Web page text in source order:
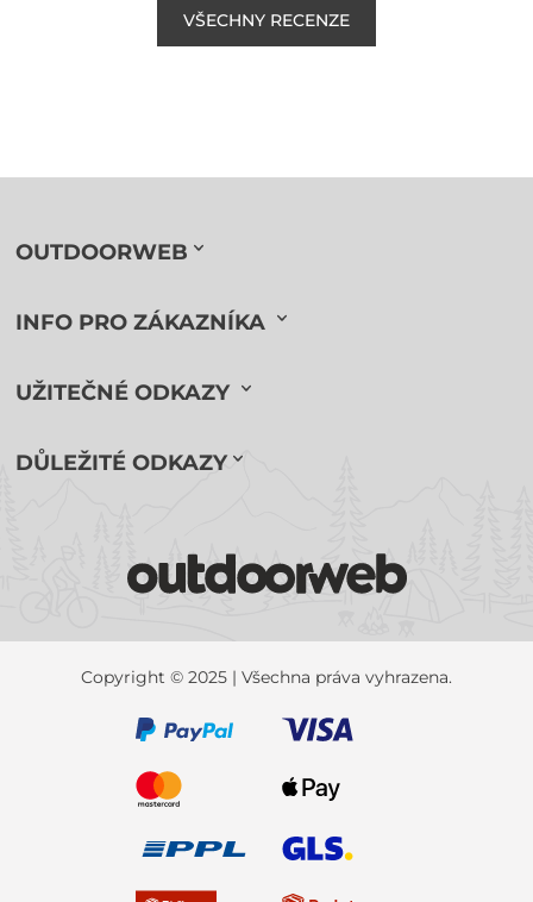
VŠECHNY RECENZE
OUTDOORWEB
INFO PRO ZÁKAZNÍKA
UŽITEČNÉ ODKAZY
DŮLEŽITÉ ODKAZY
Copyright © 2025 | Všechna práva vyhrazena.